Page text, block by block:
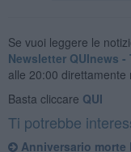
Se vuoi leggere le
Newsletter QUInews -
alle 20:00 direttamente
Basta cliccare QUI
Ti potrebbe
Anniversario morte